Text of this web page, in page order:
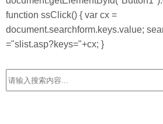
function ssClick() { var cx =
document.searchform.keys.value;
="slist.asp?keys="+cx; }